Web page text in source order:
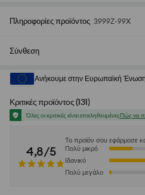
Πληροφορίες προϊόντος 3999Z-99X
Σύνθεση
Ανήκουμε στην Ευρωπαϊκή Ένωση
Κριτικές προϊόντος(131)
Όλες οι κριτικές είναι επαληθευμένεςΠώς να
4,8/5
Το προϊόν σου εφάρμοσε
Πολύ μικρό
Ιδανικό
Πολύ μεγάλο